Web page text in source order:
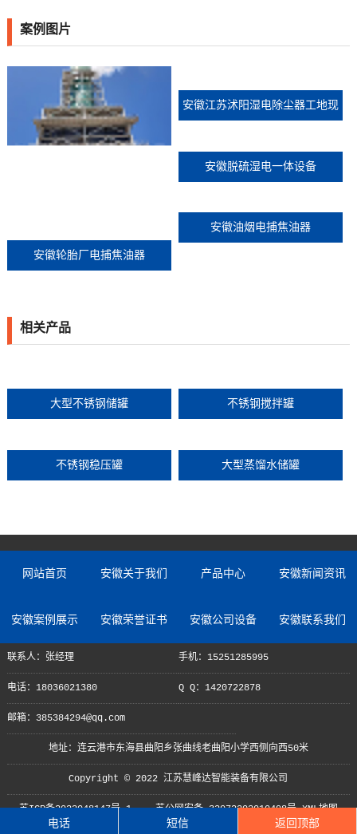
案例图片
安徽轮胎厂电捕焦油器
安徽江苏沭阳湿电除尘器工地现
安徽脱硫湿电一体设备
安徽油烟电捕焦油器
相关产品
大型不锈钢储罐 不锈钢搅拌罐
不锈钢稳压罐 大型蒸馏水储罐
网站首页 安徽关于我们 产品中心 安徽新闻资讯
安徽案例展示 安徽荣誉证书 安徽公司设备 安徽联系我们
联系人：张经理 手机：15251285995
电话：18036021380 Q Q：1420722878
邮箱：385384294@qq.com
地址：连云港市东海县曲阳乡张曲线老曲阳小学西侧向西50米
Copyright © 2022 江苏慧峰达智能装备有限公司
苏ICP备2022048147号-1 苏公网安备 32072202010498号 XML地图
电话 短信 返回顶部